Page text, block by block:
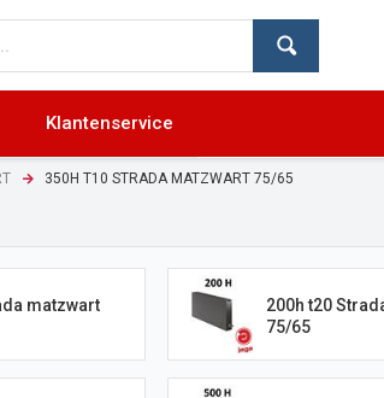
Klantenservice
350H T10 STRADA MATZWART 75/65
matzwart
200h t20
75/65